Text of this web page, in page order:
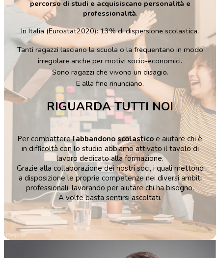
percorso di studi e acquisiscano personalità e
professionalità.
In Italia (Eurostat2020): 13% di dispersione scolastica.
Tanti ragazzi lasciano la scuola o la frequentano in modo
irregolare anche per motivi socio-economici.
Sono ragazzi che vivono un disagio.
E alla fine rinunciano.
RIGUARDA TUTTI NOI
Per combattere l’abbandono scolastico e aiutare chi è
in difficoltà con lo studio abbiamo attivato il tavolo di
lavoro dedicato alla formazione.
Grazie alla collaborazione dei nostri soci, i quali mettono
a disposizione le proprie competenze nei diversi ambiti
professionali, lavorando per aiutare chi ha bisogno.
A volte basta sentirsi ascoltati.